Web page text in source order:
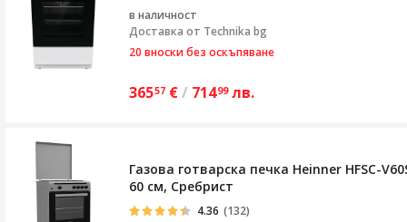
в наличност
Доставка от Technika bg
20 вноски без оскъпяване
36557 €/ 71499 лв.
Газова готварска печка Heinner HFSC-
60 см, Сребрист
4.36 (132)